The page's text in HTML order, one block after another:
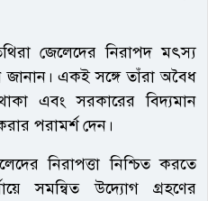
জেলেদের নিরাপদ মৎস্য
একই সঙ্গে তাঁরা অবৈধ
এবং সরকারের বিদ্যমান
পরামর্শ দেন।
নিরাপত্তা নিশ্চিত করতে
সমন্বিত উদ্যোগ গ্রহণের